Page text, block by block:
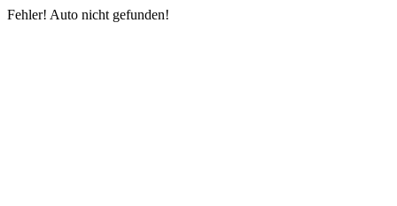
Fehler! Auto nicht gefunden!